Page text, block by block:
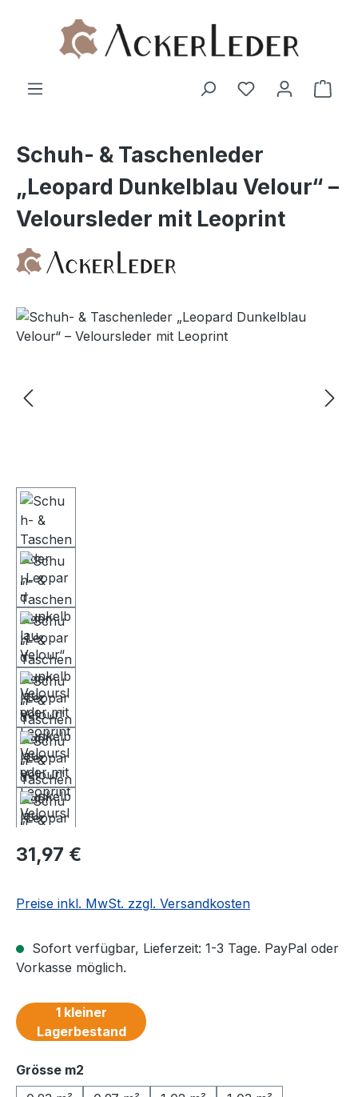
Zum Hauptinhalt springen
Schuh- & Taschenleder
„Leopard Dunkelblau Velour“ –
Veloursleder mit Leoprint
Bildergalerie überspringen
Regulärer Preis:
31,97 €
Preise inkl. MwSt. zzgl. Versandkosten
Sofort verfügbar, Lieferzeit: 1-3 Tage. PayPal oder
Vorkasse möglich.
1 kleiner
Lagerbestand
Grösse m2